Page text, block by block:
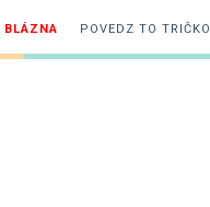
BLÁZNA POVEDZ TO